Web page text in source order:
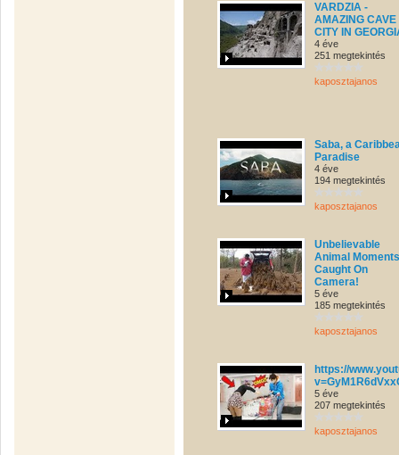
VARDZIA -
AMAZING CAVE
CITY IN
4 éve
251 megtekintés
kaposztajanos
Saba, a
Paradise
4 éve
194 megtekintés
kaposztajanos
Unbelievable
Animal Moments
Caught On
Camera!
5 éve
185 megtekintés
kaposztajanos
https://
5 éve
207 megtekintés
kaposztajanos